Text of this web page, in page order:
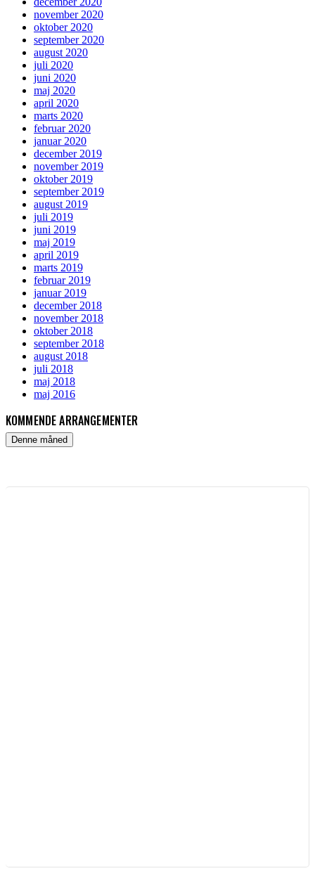
november 2020
oktober 2020
september 2020
august 2020
juli 2020
juni 2020
maj 2020
april 2020
marts 2020
februar 2020
januar 2020
december 2019
november 2019
oktober 2019
september 2019
august 2019
juli 2019
juni 2019
maj 2019
april 2019
marts 2019
februar 2019
januar 2019
december 2018
november 2018
oktober 2018
september 2018
august 2018
juli 2018
maj 2018
maj 2016
KOMMENDE ARRANGEMENTER
Denne måned